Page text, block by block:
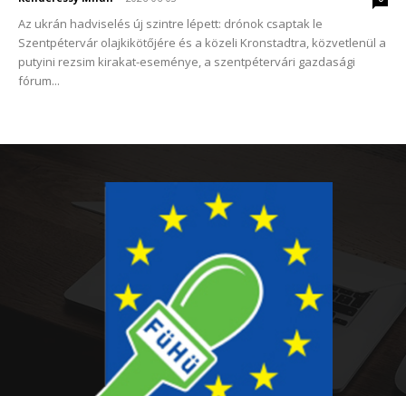
Az ukrán hadviselés új szintre lépett: drónok csaptak le
Szentpétervár olajkikötőjére és a közeli Kronstadtra, közvetlenül a
putyini rezsim kirakat-eseménye, a szentpétervári gazdasági
fórum...